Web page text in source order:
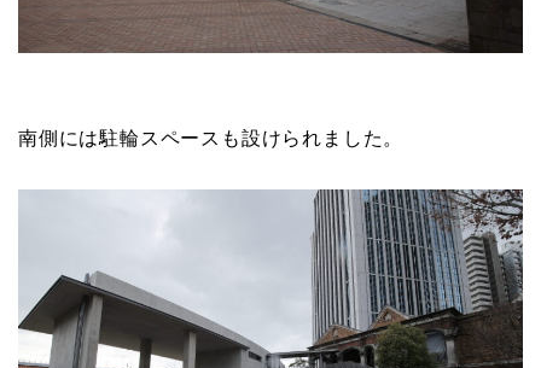
南側には駐輪スペースも設けられました。